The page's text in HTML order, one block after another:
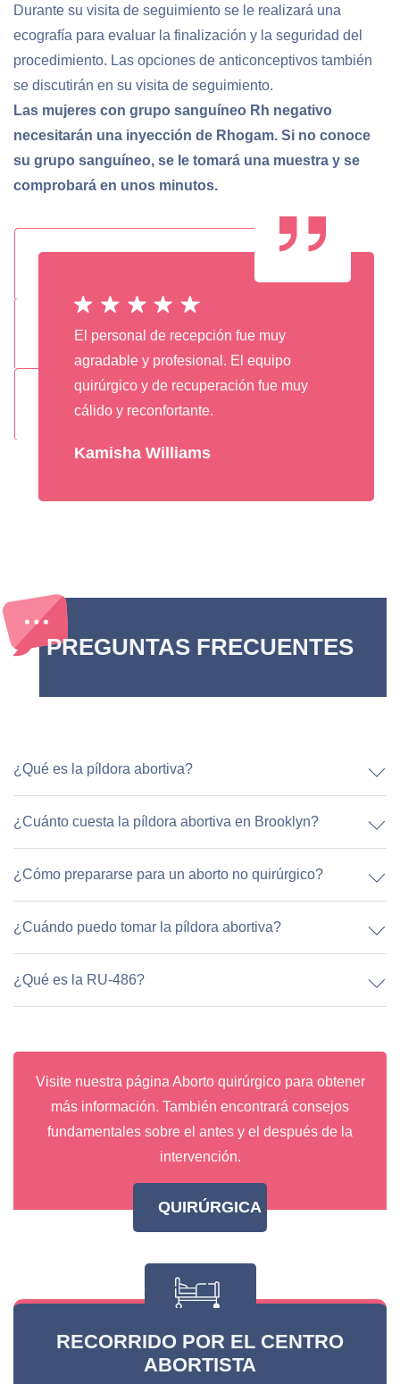
RECORRIDO POR EL CENTRO
ABORTISTA
Durante su visita de seguimiento se le realizará una
ecografía para evaluar la finalización y la seguridad del
procedimiento. Las opciones de anticonceptivos también
se discutirán en su visita de seguimiento.
Las mujeres con grupo sanguíneo Rh negativo
necesitarán una inyección de Rhogam. Si no conoce
su grupo sanguíneo, se le tomará una muestra y se
comprobará en unos minutos.
El personal de recepción fue muy
agradable y profesional. El equipo
quirúrgico y de recuperación fue muy
cálido y reconfortante.
Kamisha Williams
PREGUNTAS FRECUENTES
¿Qué es la píldora abortiva?
¿Cuánto cuesta la píldora abortiva en Brooklyn?
¿Cómo prepararse para un aborto no quirúrgico?
¿Cuándo puedo tomar la píldora abortiva?
¿Qué es la RU-486?
Visite nuestra página Aborto quirúrgico para obtener
más información. También encontrará consejos
fundamentales sobre el antes y el después de la
intervención.
QUIRÚRGICA